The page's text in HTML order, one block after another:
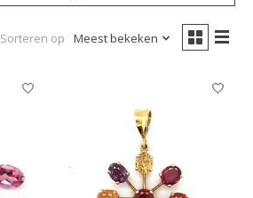
Sorteren op Meest bekeken